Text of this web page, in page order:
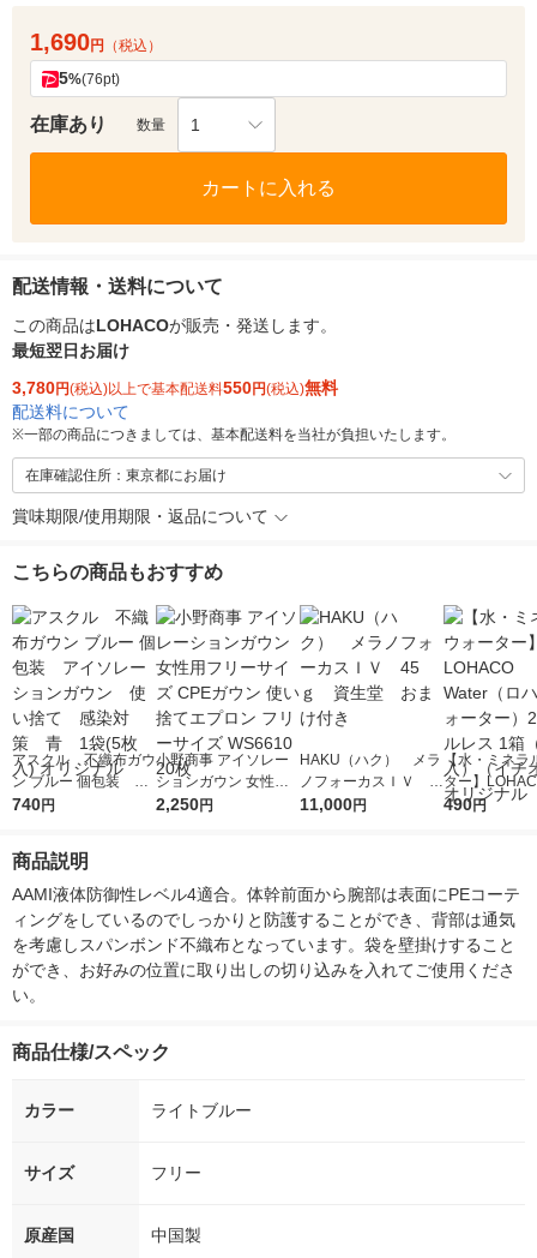
1,690円 （税込）
5%(76pt)
在庫あり 数量 1
カートに入れる
配送情報・送料について
この商品はLOHACOが販売・発送します。
最短翌日お届け
3,780円(税込)以上で基本配送料550円(税込)無料
配送料について
※一部の商品につきましては、基本配送料を当社が負担いたします。
在庫確認住所：東京都にお届け
賞味期限/使用期限・返品について
こちらの商品もおすすめ
アスクル 不織布ガウ
ン ブルー 個包装 ア
イソレーションガウ
オリジナル
740円
小野商事 アイソレー
ションガウン 女性用
フリーサイズ CPEガ
2,250円
HAKU（ハク） メラ
ノフォーカスＩＶ 4
5ｇ 資生堂 おまけ
11,000円
【水・ミネラ
ター】
r（ロハコウ
490円
商品説明
AAMI液体防御性レベル4適合。体幹前面から腕部は表面にPEコーテ
ィングをしているのでしっかりと防護することができ、背部は通気
を考慮しスパンボンド不織布となっています。袋を壁掛けすること
ができ、お好みの位置に取り出しの切り込みを入れてご使用くださ
い。
商品仕様/スペック
カラー ライトブルー
サイズ フリー
原産国 中国製